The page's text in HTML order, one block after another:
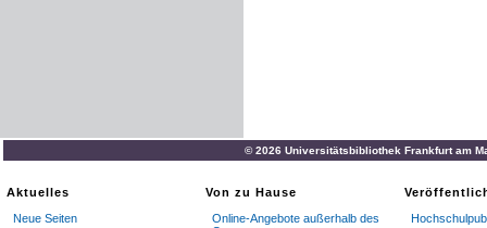
© 2026 Universitätsbibliothek Frankfurt am
Aktuelles
Neue Seiten
Von zu Hause
Online-Angebote außerhalb des